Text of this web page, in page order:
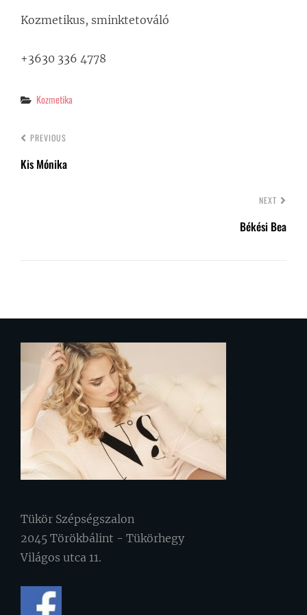
Kozmetikus, sminktetováló
+3630 336 4778
Categories
Kozmetika
Bejegyzés
PREVIOUS
Kis Mónika
NEXT
Békési Bea
Tükör Szépségszalon
2045 Törökbálint - Tükörhegy
Világos utca 11.